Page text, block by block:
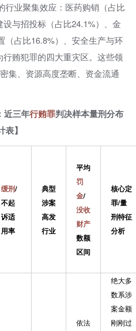
行业聚集效应：医药购销（占比
与招投标（占比24.1%）、金
（占比16.8%）、安全生产与环
贿犯罪的四大重灾区。这些领
集、资源高度垄断、资金流通
近三年行贿罪判决样本量刑分布
】
缓刑/
不起
诉适
用率
典型
涉案
高发
行业
平均
罚
金/
没收
财产
数额
区间
核心定
罪/量
刑特征
分析
依法
绝大多
数系涉
案金额
刚刚过